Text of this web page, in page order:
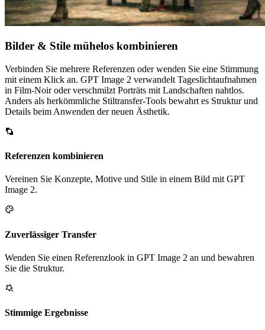
Bilder & Stile mühelos kombinieren
Verbinden Sie mehrere Referenzen oder wenden Sie eine Stimmung
mit einem Klick an. GPT Image 2 verwandelt Tageslichtaufnahmen
in Film-Noir oder verschmilzt Porträts mit Landschaften nahtlos.
Anders als herkömmliche Stiltransfer-Tools bewahrt es Struktur und
Details beim Anwenden der neuen Ästhetik.
Referenzen kombinieren
Vereinen Sie Konzepte, Motive und Stile in einem Bild mit GPT
Image 2.
Zuverlässiger Transfer
Wenden Sie einen Referenzlook in GPT Image 2 an und bewahren
Sie die Struktur.
Stimmige Ergebnisse